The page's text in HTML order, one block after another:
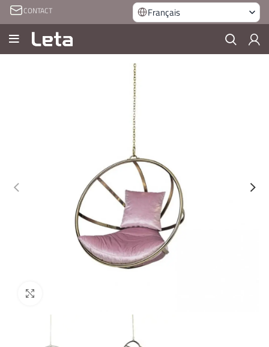
CONTACT Français